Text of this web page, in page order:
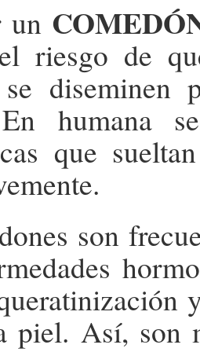
un
riesgo de
se diseminen
En humana
que
son
piel. Así, son